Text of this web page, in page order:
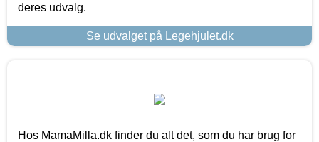
deres udvalg.
Se udvalget på Legehjulet.dk
Hos MamaMilla.dk finder du alt det, som du har brug for